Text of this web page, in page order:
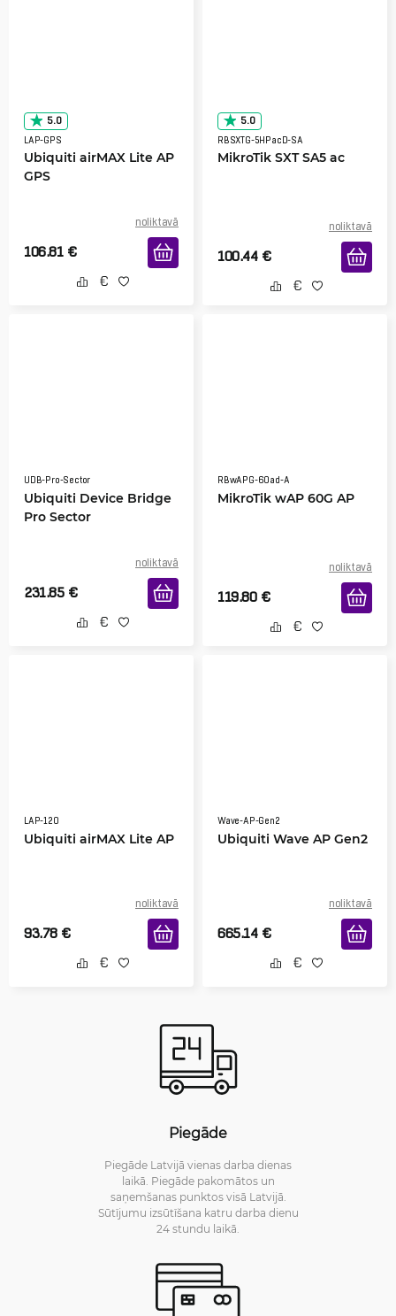
5.0
LAP-GPS
Ubiquiti airMAX Lite AP
GPS
noliktavā
106.81 €
5.0
RBSXTG-5HPacD-SA
MikroTik SXT SA5 ac
noliktavā
100.44 €
UDB-Pro-Sector
Ubiquiti Device Bridge
Pro Sector
noliktavā
231.85 €
RBwAPG-60ad-A
MikroTik wAP 60G AP
noliktavā
119.80 €
LAP-120
Ubiquiti airMAX Lite AP
noliktavā
93.78 €
Wave-AP-Gen2
Ubiquiti Wave AP Gen2
noliktavā
665.14 €
Piegāde
Piegāde Latvijā vienas darba dienas
laikā. Piegāde pakomātos un
saņemšanas punktos visā Latvijā.
Sūtījumu izsūtīšana katru darba dienu
24 stundu laikā.